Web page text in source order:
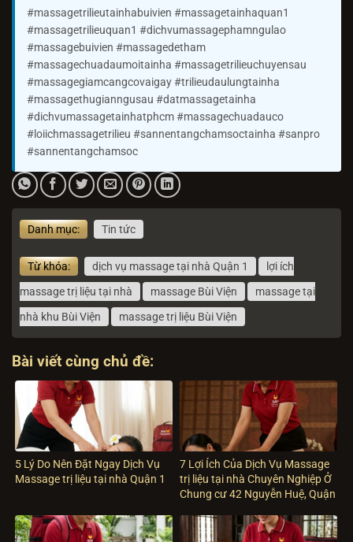
#massagetrilieutainhabuivien #massagetainhaquan1
#massagetrilieuquan1 #dichvumassagephamngulao
#massagebuivien #massagedetham
#massagechuadaumoitainha #massagetrilieuchuyensau
#massagegiamcangcovaigay #trilieudaulungtainha
#massagethugianngusau #datmassagetainha
#dichvumassagetainhatphcm #massagechuadauco
#loiichmassagetrilieu #sannentangchamsoctainha #sanpro
#sannentangchamsoc
Danh mục: Tin tức
Từ khóa: dịch vụ massage tại nhà Quận 1
lợi ích
massage trị liệu tại nhà
massage Bùi Viện
massage tại
nhà khu Bùi Viện
massage trị liệu Bùi Viện
Bài viết cùng chủ đề:
5 Lý Do Nên Đặt Ngay Dịch Vụ
Massage trị liệu tại nhà Quận 1
7 Lợi Ích Của Dịch Vụ Massage
trị liệu tại nhà Chuyên Nghiệp Ở
Chung cư 42 Nguyễn Huệ, Quận